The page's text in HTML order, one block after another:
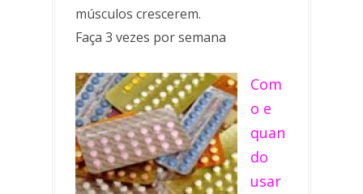
músculos crescerem.
Faça 3 vezes por semana
Com
o e
quan
do
usar